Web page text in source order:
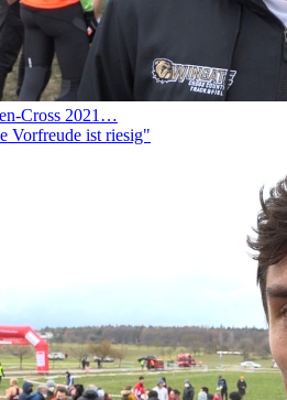
Cross 2021…
Vorfreude ist riesig"